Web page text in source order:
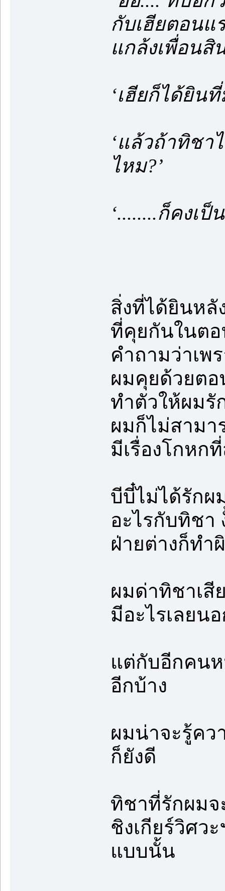
กับเฮียตอนแ
แกล้งเพื่อนสิ
‘เฮียก็ได้ยิน
‘แล้วถ้าทิชา
ไหม?’
‘........ก็คงเ
สิ่งที่ได้ยินหลั
ที่คุยกันในตอ
คำถามว่าเพ
ผมคุยด้วยตอ
ทำตัวให้ผมรั
ผมก็ไม่สามา
มีเรื่องโกหก
บีบี๋ไม่ได้รักผ
อะไรกับทิชา
ฝ่ายต่างก็ทำ
ผมด่าทิชาเสี
มีอะไรเลยน
แต่กับอีกคนห
อีกบ้าง
ผมน่าจะรู้คว
ก็ยังดี
ทิชาที่รักผมจ
ชิงเกียร์วิศว
แบบนั้น